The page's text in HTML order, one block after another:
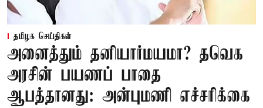
தமிழக செய்திகள்
அனைத்தும் தனியார்மயமா? தவெக
அரசின் பயணப் பாதை
ஆபத்தானது: அன்புமணி எச்சரிக்கை